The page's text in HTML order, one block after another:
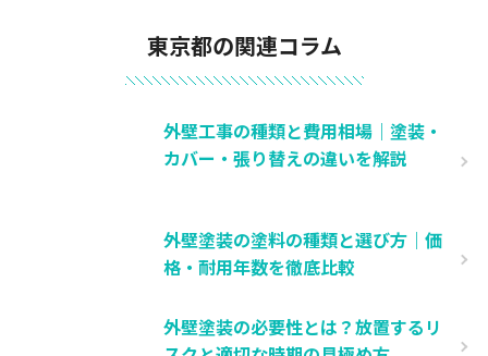
東京都の関連コラム
外壁工事の種類と費用相場｜塗装・
カバー・張り替えの違いを解説
外壁塗装の塗料の種類と選び方｜価
格・耐用年数を徹底比較
外壁塗装の必要性とは？放置するリ